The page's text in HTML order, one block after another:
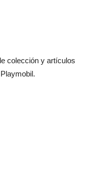
colección y artículos